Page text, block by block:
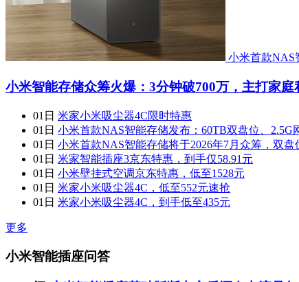
小米首款NAS
小米智能存储众筹火爆：3分钟破700万，主打家
01日 米家小米吸尘器4C限时特惠
01日 小米首款NAS智能存储发布：60TB双盘位、2.5G
01日 小米首款NAS智能存储将于2026年7月众筹，双盘
01日 米家智能插座3京东特惠，到手仅58.91元
01日 小米壁挂式空调京东特惠，低至1528元
01日 米家小米吸尘器4C，低至552元速抢
01日 米家小米吸尘器4C，到手低至435元
更多
小米智能插座问答